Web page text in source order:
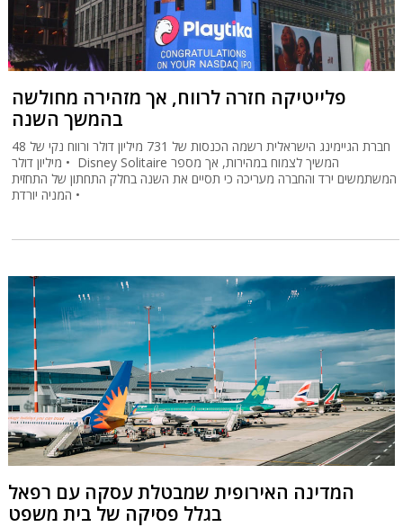
פלייטיקה חזרה לרווח, אך מזהירה מחולשה
בהמשך השנה
חברת הגיימינג הישראלית רשמה הכנסות של 731 מיליון דולר ורווח נקי של 48
מיליון דולר • Disney Solitaire המשיך לצמוח במהירות, אך מספר
המשתמשים ירד והחברה מעריכה כי תסיים את השנה בחלק התחתון של התחזית
• המניה יורדת
המדינה האירופית שמבטלת עסקה עם רפאל
בגלל פסיקה של בית משפט